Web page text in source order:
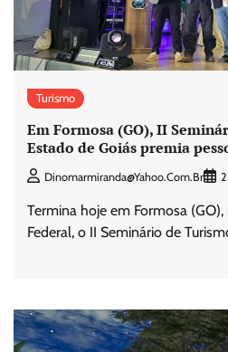
Turismo
Em Formosa (GO), II
Estado de Goiás premia
Dinomarmiranda@yahoo.com.br
Termina hoje em Formosa
Federal, o II Seminário de